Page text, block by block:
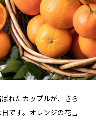
れたカップルが、さら
です。オレンジの花言